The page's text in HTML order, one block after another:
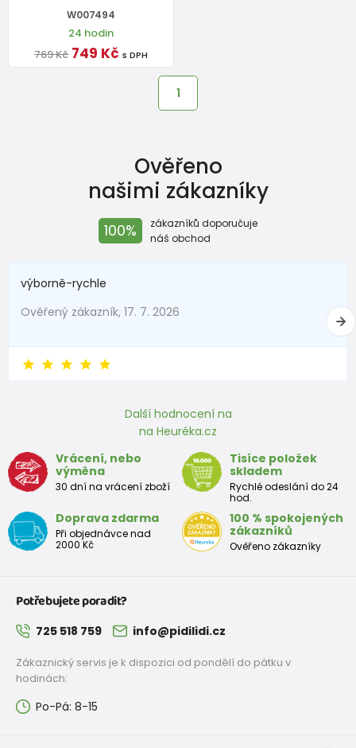
W007494
24 hodin
769 Kč 749 Kč s DPH
1
Ověřeno
našimi zákazníky
100%
zákazníků doporučuje
náš obchod
výborně-rychle
Ověřený zákazník, 17. 7. 2026
Další hodnocení na
na Heuréka.cz
Vrácení, nebo
výměna
30 dní na vrácení zboží
Tisíce položek
skladem
Rychlé odeslání do 24
hod.
Doprava zdarma
Při objednávce nad
2000 Kč
100 % spokojených
zákazníků
Ověřeno zákazníky
Potřebujete poradit?
725 518 759 info@pidilidi.cz
Zákaznický servis je k dispozici od pondělí do pátku v
hodinách:
Po-Pá: 8-15